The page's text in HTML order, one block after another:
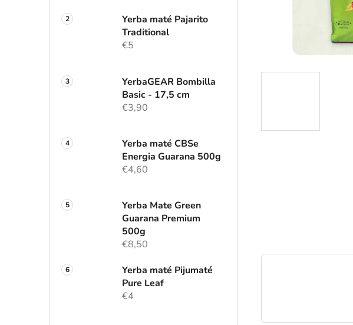
Yerba maté Pajarito
Traditional
€5
YerbaGEAR Bombilla
Basic - 17,5 cm
€3,90
Yerba maté CBSe
Energia Guarana 500g
€4,60
Yerba Mate Green
Guarana Premium
500g
€8,50
Yerba maté Pijumaté
Pure Leaf
€4